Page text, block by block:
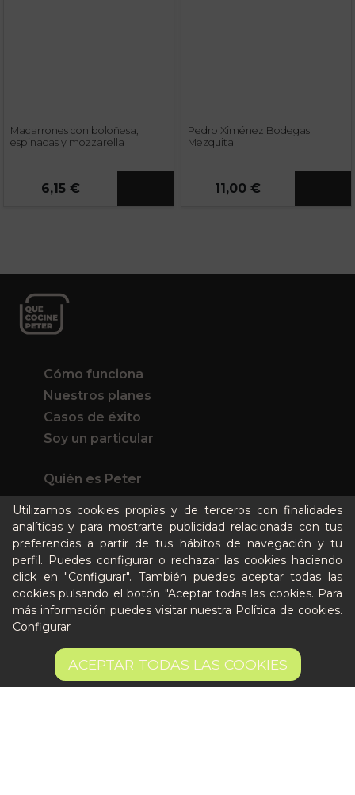
162,78 € AÑADIR A LA CESTA
Macarrones con boloñesa,
espinacas y mozzarella
6,15 €
Pedro Ximénez Bodegas
Mezquita
11,00 €
Utilizamos cookies propias y de terceros con finalidades
analíticas y para mostrarte publicidad relacionada con tus
preferencias a partir de tus hábitos de navegación y tu
perfil. Puedes configurar o rechazar las cookies haciendo
click en "Configurar". También puedes aceptar todas las
cookies pulsando el botón "Aceptar todas las cookies. Para
más información puedes visitar nuestra Política de cookies.
Configurar
ACEPTAR TODAS LAS COOKIES
Cómo funciona
Nuestros planes
Casos de éxito
Soy un particular
Quién es Peter
Llámanos al 644 52 51 02
Escríbenos al Whatsapp
Escríbenos al correo
De lunes a viernes de 8:30 a 14:00